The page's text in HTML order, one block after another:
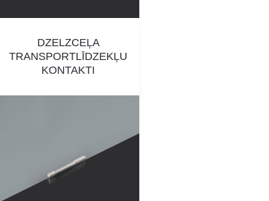
DZELZCEĻA
TRANSPORTLĪDZEKĻU
KONTAKTI